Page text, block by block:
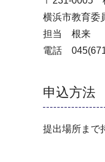
横浜市教育委
担当 根来
電話
申込方法
提出場所まで